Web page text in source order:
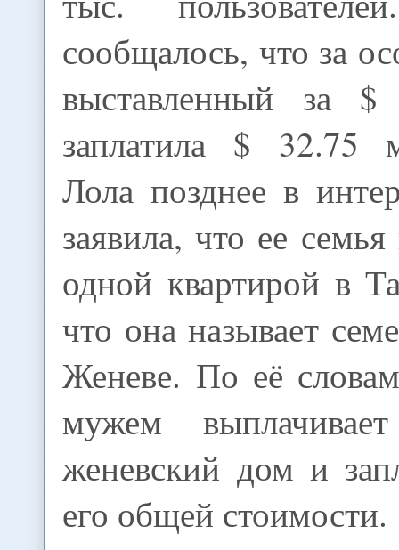
сообщалось, что за
выставленный за
заплатила $ 32.75
Лола позднее в
заявила, что ее семья
одной квартирой в
что она называет
Женеве. По её
мужем
женевский дом и
его общей стоимости.